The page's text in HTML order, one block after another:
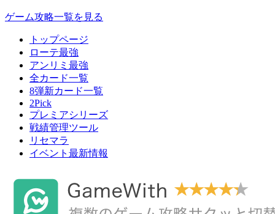
ゲーム攻略一覧を見る
トップページ
ローテ最強
アンリミ最強
全カード一覧
8弾新カード一覧
2Pick
プレミアシリーズ
戦績管理ツール
リセマラ
イベント最新情報